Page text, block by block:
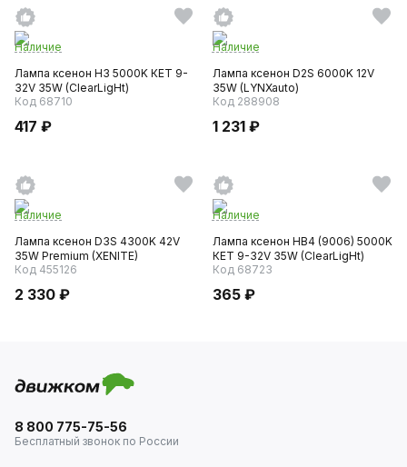
Наличие
Лампа ксенон H3 5000K КЕТ 9-
32V 35W (ClearLigНt)
Код 68710
417 ₽
Наличие
Лампа ксенон D2S 6000K 12V
35W (LYNXauto)
Код 288908
1 231 ₽
Наличие
Лампа ксенон D3S 4300K 42V
35W Premium (XENITE)
Код 455126
2 330 ₽
Наличие
Лампа ксенон HB4 (9006) 5000K
КЕТ 9-32V 35W (ClearLigНt)
Код 68723
365 ₽
8 800 775-75-56
Бесплатный звонок по России